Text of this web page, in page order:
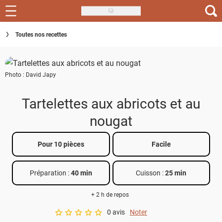
Skip
to
main
Recettes
Inspirations
Conseils
Menu de la semaine
Téléchargez l'app Saveurs Recettes
Index des recettes
Guide d'achat
Toutes nos recettes
Photo : David Japy
Tartelettes aux abricots et au
nougat
Pour 10 pièces Facile
Préparation :40 min Cuisson :25 min
+ 2 h de repos
A star rating of 0 out of 5.
0 avis Noter